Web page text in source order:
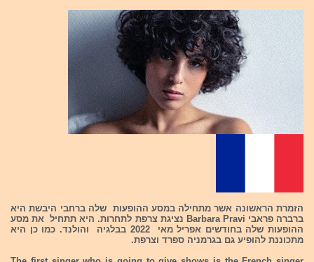
הזמרת הראשונה אשר מתחילה במסע ההופעות שלה ברחבי היבשת היא
ברברה פראבי Barbara Pravi נציגת צרפת לתחרות. היא תתחיל את מסע
ההופעות שלה בחודשים אפריל מאי 2022 בבלגיה והולנד. כמו כן היא
מתכוננת להופיע גם בגרמניה ספרד וצרפת.